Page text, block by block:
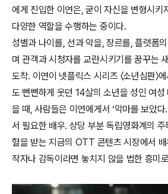
에게 진입한 이연은, 굳이 자신을 변형시키
다양한 역할을 수행하는 중이다.
성별과 나이를, 선과 악을, 장르를, 플랫폼
며 관객과 시청자를 교란시키기를 꿈꾸는
도착. 이연이 넷플릭스 시리즈 〈소년심판〉
도 뻔뻔하게 웃던 14살의 소년을 성인 여성
을 때, 사람들은 이연에게서 ‘악마를 보았
서 필요한 배우. 상당 부분 독립영화계의
혈을 받는 지금의 OTT 콘텐츠 시장에서 배
작자나 감독이라면 놓치지 않을 법한 흥미